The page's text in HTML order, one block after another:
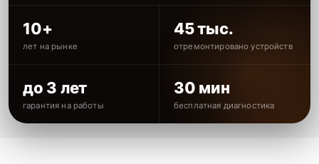
10+
лет на рынке
45 тыс.
отремонтировано устройств
до 3 лет
гарантия на работы
30 мин
бесплатная диагностика